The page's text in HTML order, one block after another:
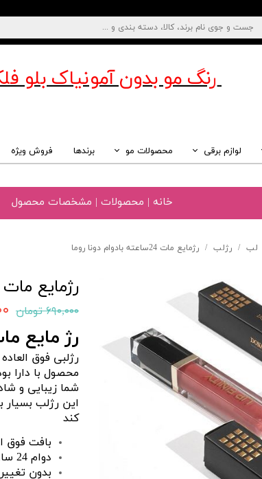
لوازم برقی محصولات مو برندها فروش ویژه
رنگ مو بدون آمونیاکبلو
خانه | محصولات | مشخصات محصول
لب رژلب رژمایع مات 24ساعته بادوام دونا روما
رژمایع مات 24ساعته بادوام دونا روما
۶۹۰,۰۰۰ تومان
رژ مایع مات 24ساعته بادوام
رژلبی فوق
شما زیبایی و
این رژلب
کند
بافت فوق
دوام 24 ساعته
بدون